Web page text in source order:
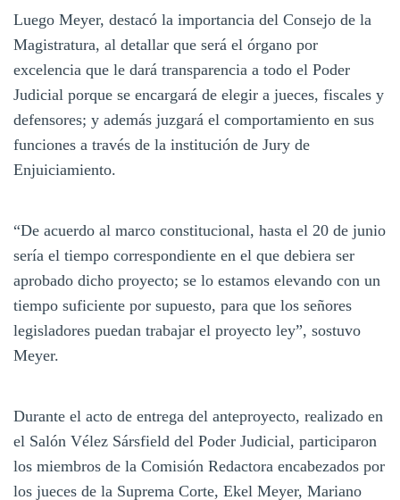
Luego Meyer, destacó la importancia del Consejo de la
Magistratura, al detallar que será el órgano por
excelencia que le dará transparencia a todo el Poder
Judicial porque se encargará de elegir a jueces, fiscales y
defensores; y además juzgará el comportamiento en sus
funciones a través de la institución de Jury de
Enjuiciamiento.
“De acuerdo al marco constitucional, hasta el 20 de junio
sería el tiempo correspondiente en el que debiera ser
aprobado dicho proyecto; se lo estamos elevando con un
tiempo suficiente por supuesto, para que los señores
legisladores puedan trabajar el proyecto ley”, sostuvo
Meyer.
Durante el acto de entrega del anteproyecto, realizado en
el Salón Vélez Sársfield del Poder Judicial, participaron
los miembros de la Comisión Redactora encabezados por
los jueces de la Suprema Corte, Ekel Meyer, Mariano